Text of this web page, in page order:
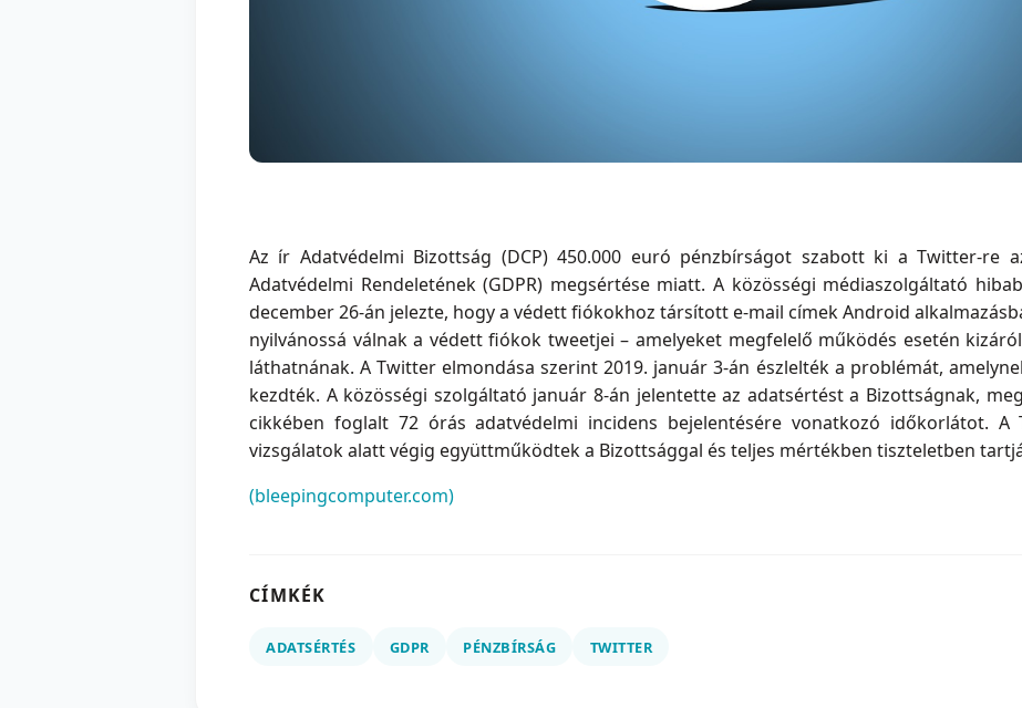
Az ír Adatvédelmi Bizottság (DCP) 450.000 euró pénzbírságot szabott ki a Twitter-re
Adatvédelmi Rendeletének (GDPR) megsértése miatt. A közösségi médiaszolgáltató
december 26-án jelezte, hogy a védett fiókokhoz társított e-mail címek Android
nyilvánossá válnak a védett fiókok tweetjei – amelyeket megfelelő működés esetén
láthatnának. A Twitter elmondása szerint 2019. január 3-án észlelték a problémát,
kezdték. A közösségi szolgáltató január 8-án jelentette az adatsértést a Bizottságnak,
cikkében foglalt 72 órás adatvédelmi incidens bejelentésére vonatkozó időkorlátot.
vizsgálatok alatt végig együttműködtek a Bizottsággal és teljes mértékben tiszteletben
(bleepingcomputer.com)
CÍMKÉK
ADATSÉRTÉS GDPR PÉNZBÍRSÁG TWITTER